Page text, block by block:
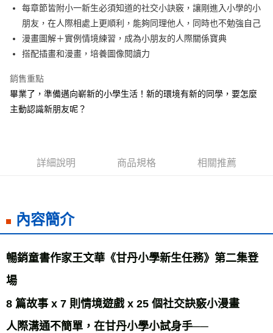
街口支付
悠遊付
ATM付款
全家取貨付款
每筆NT$50，滿NT$499(含以上)免運費
付款後7-11取貨
宅配
每筆NT$70，滿NT$799(含以上)免運費
離島宅配
每筆NT$200，滿NT$99,999(含以上)免運費
每章節皆附小一新生必須知道的社交小訣竅，讓剛進入小學的小
朋友，在人際相處上更順利，能夠同理他人，同時也不勉強自己
漫畫圖解＋實例情境練習，成為小朋友的人際關係寶典
搭配插畫和漫畫，培養圖像閱讀力
銷售重點
畢業了，準備邁向嶄新的小學生活！新的環境有新的同學，要怎麼
主動認識新朋友呢？
詳細說明 商品規格 相關推薦
內容簡介
暢銷童書作家王文華《甘丹小學新生任務》第二集登
場
8 篇故事 x 7 則情境遊戲 x 25 個社交訣竅小漫畫
人際溝通不簡單，在甘丹小學小試身手──